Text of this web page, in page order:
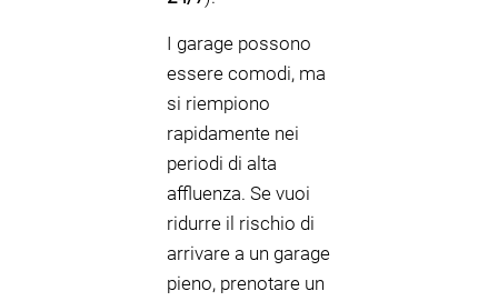
I garage possono
essere comodi, ma
si riempiono
rapidamente nei
periodi di alta
affluenza. Se vuoi
ridurre il rischio di
arrivare a un garage
pieno, prenotare un